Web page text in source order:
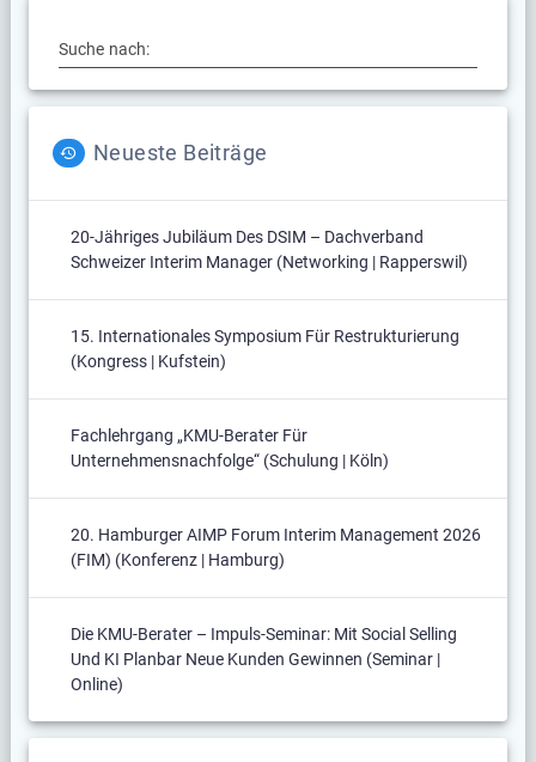
Suche nach:
Neueste Beiträge
20-Jähriges Jubiläum Des DSIM – Dachverband
Schweizer Interim Manager (Networking | Rapperswil)
15. Internationales Symposium Für Restrukturierung
(Kongress | Kufstein)
Fachlehrgang „KMU-Berater Für
Unternehmensnachfolge“ (Schulung | Köln)
20. Hamburger AIMP Forum Interim Management 2026
(FIM) (Konferenz | Hamburg)
Die KMU-Berater – Impuls-Seminar: Mit Social Selling
Und KI Planbar Neue Kunden Gewinnen (Seminar |
Online)